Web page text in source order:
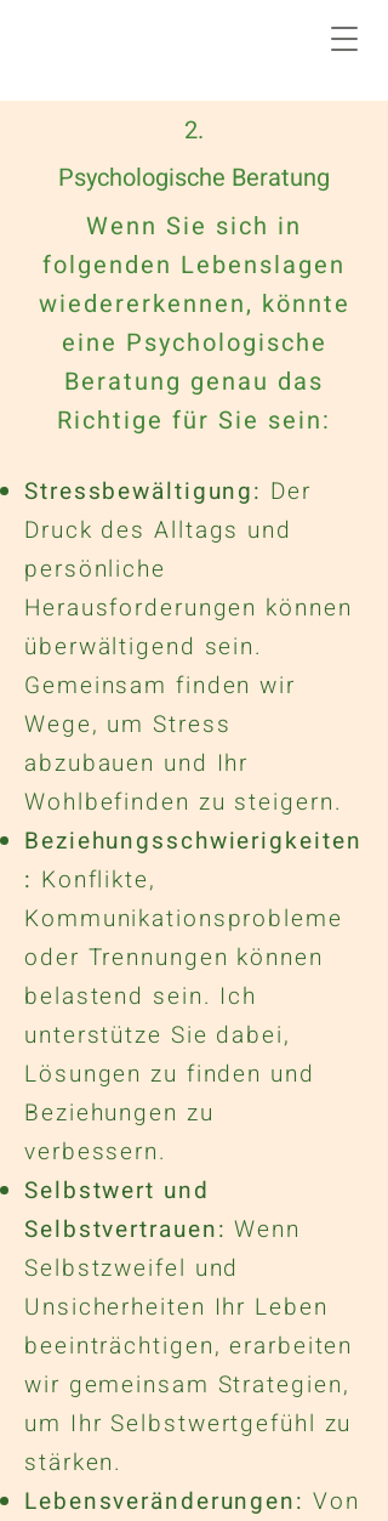
2.
Psychologische Beratung
Wenn Sie sich in
folgenden Lebenslagen
wiedererkennen, könnte
eine Psychologische
Beratung genau das
Richtige für Sie sein:
Stressbewältigung: Der
Druck des Alltags und
persönliche
Herausforderungen können
überwältigend sein.
Gemeinsam finden wir
Wege, um Stress
abzubauen und Ihr
Wohlbefinden zu steigern.
Beziehungsschwierigkeiten
: Konflikte,
Kommunikationsprobleme
oder Trennungen können
belastend sein. Ich
unterstütze Sie dabei,
Lösungen zu finden und
Beziehungen zu
verbessern.
Selbstwert und
Selbstvertrauen: Wenn
Selbstzweifel und
Unsicherheiten Ihr Leben
beeinträchtigen, erarbeiten
wir gemeinsam Strategien,
um Ihr Selbstwertgefühl zu
stärken.
Lebensveränderungen: Von